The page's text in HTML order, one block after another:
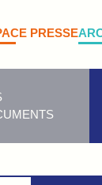
PRESSE
d'entretien !